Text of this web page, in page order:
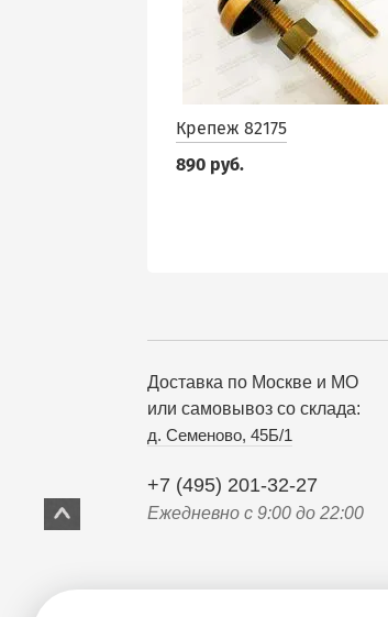
Крепеж 82175
890 руб.
Доставка по Москве и МО
или самовывоз со склада:
д. Семеново, 45Б/1
+7 (495) 201-32-27
Ежедневно с 9:00 до 22:00